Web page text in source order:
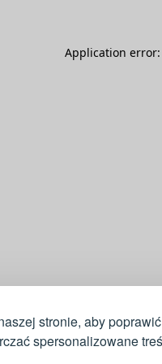
stronie, aby
spersonalizowane
Application